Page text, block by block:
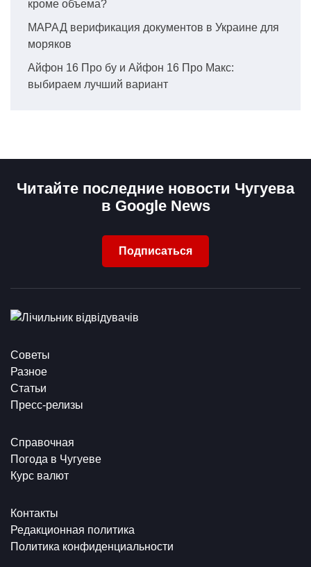
кроме объема?
МАРАД верификация документов в Украине для
моряков
Айфон 16 Про бу и Айфон 16 Про Макс:
выбираем лучший вариант
Читайте последние новости Чугуева
в Google News
Подписаться
Советы
Разное
Статьи
Пресс-релизы
Справочная
Погода в Чугуеве
Курс валют
Контакты
Редакционная политика
Политика конфиденциальности